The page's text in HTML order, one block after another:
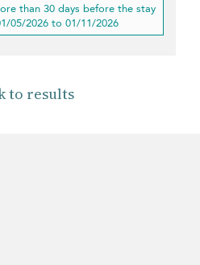
than 30 days before the stay
05/2026 to 01/11/2026
to results